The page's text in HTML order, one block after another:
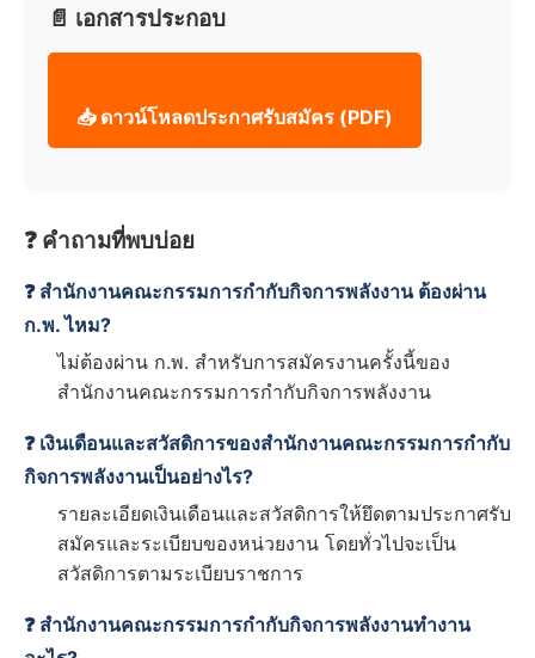
📄 เอกสารประกอบ
📥 ดาวน์โหลดประกาศรับสมัคร (PDF)
❓ คำถามที่พบบ่อย
❓ สำนักงานคณะกรรมการกำกับกิจการพลังงาน ต้องผ่าน
ก.พ. ไหม?
ไม่ต้องผ่าน ก.พ. สำหรับการสมัครงานครั้งนี้ของ
สำนักงานคณะกรรมการกำกับกิจการพลังงาน
❓ เงินเดือนและสวัสดิการของสำนักงานคณะกรรมการกำกับ
กิจการพลังงานเป็นอย่างไร?
รายละเอียดเงินเดือนและสวัสดิการให้ยึดตามประกาศรับ
สมัครและระเบียบของหน่วยงาน โดยทั่วไปจะเป็น
สวัสดิการตามระเบียบราชการ
❓ สำนักงานคณะกรรมการกำกับกิจการพลังงานทำงาน